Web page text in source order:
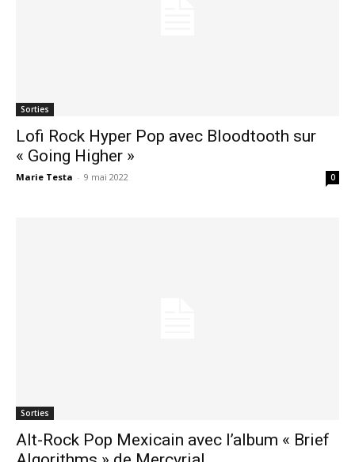
Sorties
Lofi Rock Hyper Pop avec Bloodtooth sur
« Going Higher »
Marie Testa - 9 mai 2022 0
Sorties
Alt-Rock Pop Mexicain avec l’album « Brief